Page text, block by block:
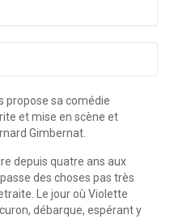
propose sa comédie
et mise en scène et
Gimbernat.
depuis quatre ans aux
des choses pas très
Le jour où Violette
débarque, espérant y